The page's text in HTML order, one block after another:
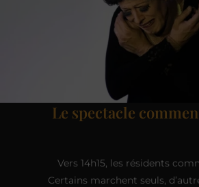
Le spectacle
Vers 14h15, les résidents
Certains marchent seuls,